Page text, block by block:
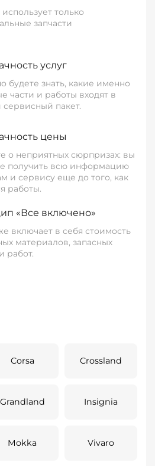
только
запчасти
услуг
будете знать, какие именно
части и работы входят в
пакет.
цены
о неприятных сюрпризах: вы
получить всю информацию
и сервису еще до того, как
работы.
«Все включено»
включает в себя стоимость
материалов, запасных
работ.
Corsa Crossland
Grandland Insignia
Mokka Vivaro